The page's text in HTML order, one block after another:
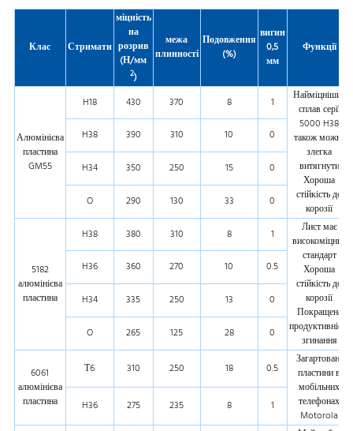
Клас Стримати
міцність
на
розрив
(Н/мм
2)
межа
плинності
Подовження
(%)
вигин
0,5
мм
Функції
Алюмінієва
пластина
GM55
H18 430 370 8 1
Найміцніший
сплав серії
5000 H38
також можна
злегка
витягнути
Хороша
стійкість до
корозії
H38 390 310 10 0
H34 350 250 15 0
O 290 130 33 0
5182
алюмінієва
пластина
H38 380 310 8 1
Лист має
високоміцний
стандарт
Хороша
стійкість до
корозії
Покращена
продуктивність
згинання
H36 360 270 10 0.5
H34 335 250 13 0
O 265 125 28 0
6061
алюмінієва
пластина
Т6 310 250 18 0.5
Загартовані
пластини в
мобільних
телефонах
Motorola
H36 275 235 8
1